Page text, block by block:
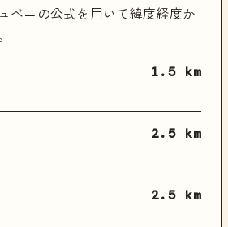
ベニの公式を用いて緯度経度か
1.5 km
2.5 km
2.5 km